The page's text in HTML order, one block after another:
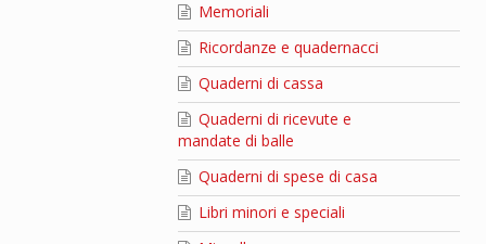
Memoriali
Ricordanze e quadernacci
Quaderni di cassa
Quaderni di ricevute e
mandate di balle
Quaderni di spese di casa
Libri minori e speciali